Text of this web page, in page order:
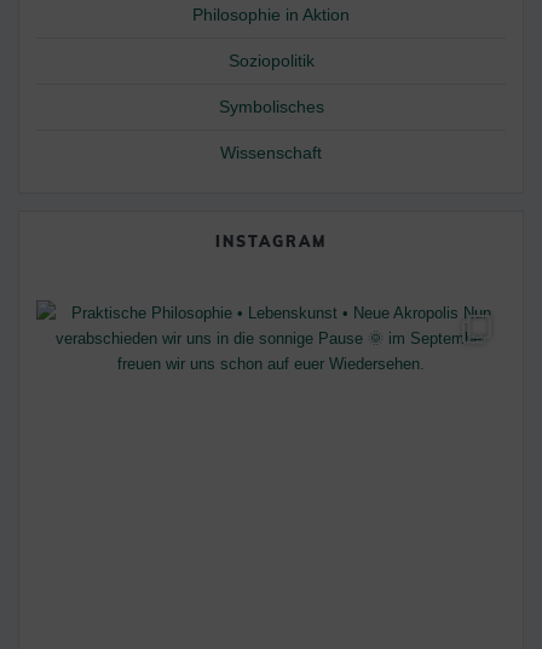
Philosophie in Aktion
Soziopolitik
Symbolisches
Wissenschaft
INSTAGRAM